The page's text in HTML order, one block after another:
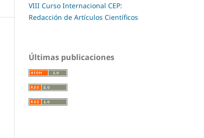
VIII Curso Internacional CEP:
Redacción de Artículos Científicos
Últimas publicaciones